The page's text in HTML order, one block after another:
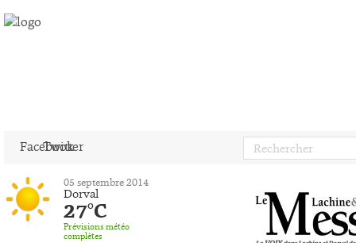
Facebook
Twitter
05 septembre 2014
Dorval
27°C
Prévisions météo
complètes